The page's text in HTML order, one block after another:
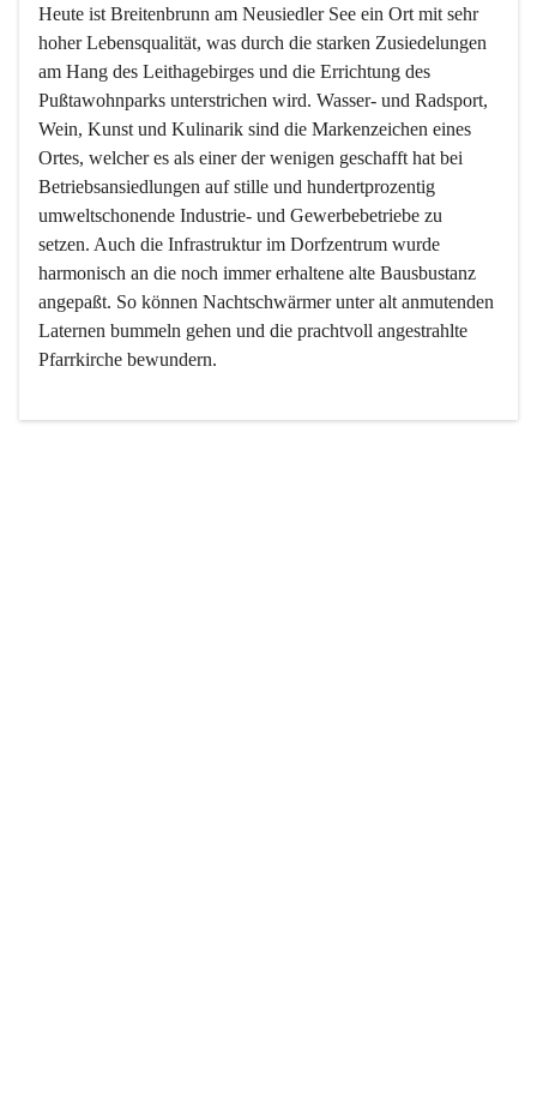
Heute ist Breitenbrunn am Neusiedler See ein Ort mit sehr
hoher Lebensqualität, was durch die starken Zusiedelungen
am Hang des Leithagebirges und die Errichtung des
Pußtawohnparks unterstrichen wird. Wasser- und Radsport,
Wein, Kunst und Kulinarik sind die Markenzeichen eines
Ortes, welcher es als einer der wenigen geschafft hat bei
Betriebsansiedlungen auf stille und hundertprozentig
umweltschonende Industrie- und Gewerbebetriebe zu
setzen. Auch die Infrastruktur im Dorfzentrum wurde
harmonisch an die noch immer erhaltene alte Bausbustanz
angepaßt. So können Nachtschwärmer unter alt anmutenden
Laternen bummeln gehen und die prachtvoll angestrahlte
Pfarrkirche bewundern.
Der Weinbau dominert heute nicht mehr, ist aber integrativer